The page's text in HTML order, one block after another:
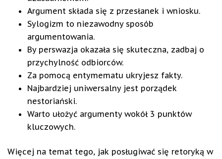
Argument składa się z przesłanek i wniosku.
Sylogizm to niezawodny sposób
argumentowania.
By perswazja okazała się skuteczna, zadbaj o
przychylność odbiorców.
Za pomocą entymematu ukryjesz fakty.
Najbardziej uniwersalny jest porządek
nestoriański.
Warto ułożyć argumenty wokół 3 punktów
kluczowych.
Więcej na temat tego, jak posługiwać się retoryką w